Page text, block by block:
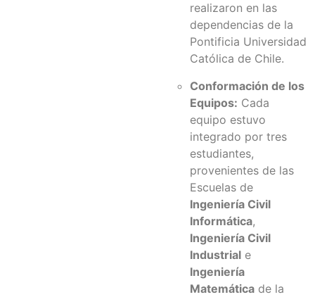
realizaron en las
dependencias de la
Pontificia Universidad
Católica de Chile.
Conformación de los
Equipos: Cada
equipo estuvo
integrado por tres
estudiantes,
provenientes de las
Escuelas de
Ingeniería Civil
Informática,
Ingeniería Civil
Industrial e
Ingeniería
Matemática de la